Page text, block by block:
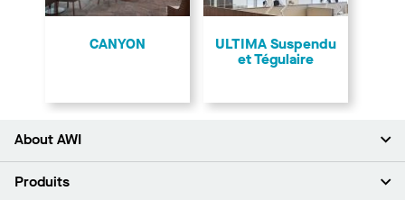
CANYON
ULTIMA Suspendu
et Tégulaire
About AWI
À propos de nous
Produits